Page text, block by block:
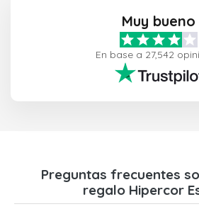
Muy bueno
En base a 27,542
Preguntas frecuentes
regalo Hipercor